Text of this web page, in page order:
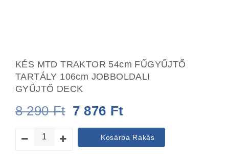
KÉS MTD TRAKTOR 54cm FŰGYŰJTŐ
TARTÁLY 106cm JOBBOLDALI
GYŰJTŐ DECK
8 290Ft Original
price
was:
7 876 Ft
price
is:
Kosárba Rakás